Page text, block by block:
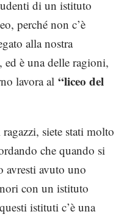
di un istituto
perché non c’è
alla nostra
ed è una delle ragioni,
lavora al “liceo del
siete stati molto
che quando si
avresti avuto uno
con un istituto
istituti c’è una